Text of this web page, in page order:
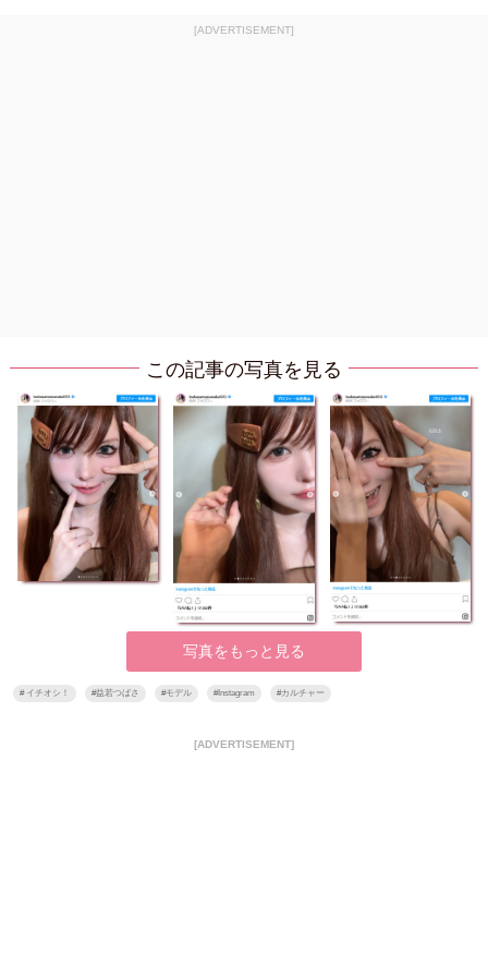
[ADVERTISEMENT]
この記事の写真を見る
写真をもっと見る
#イチオシ！ #益若つばさ #モデル #Instagram #カルチャー
[ADVERTISEMENT]